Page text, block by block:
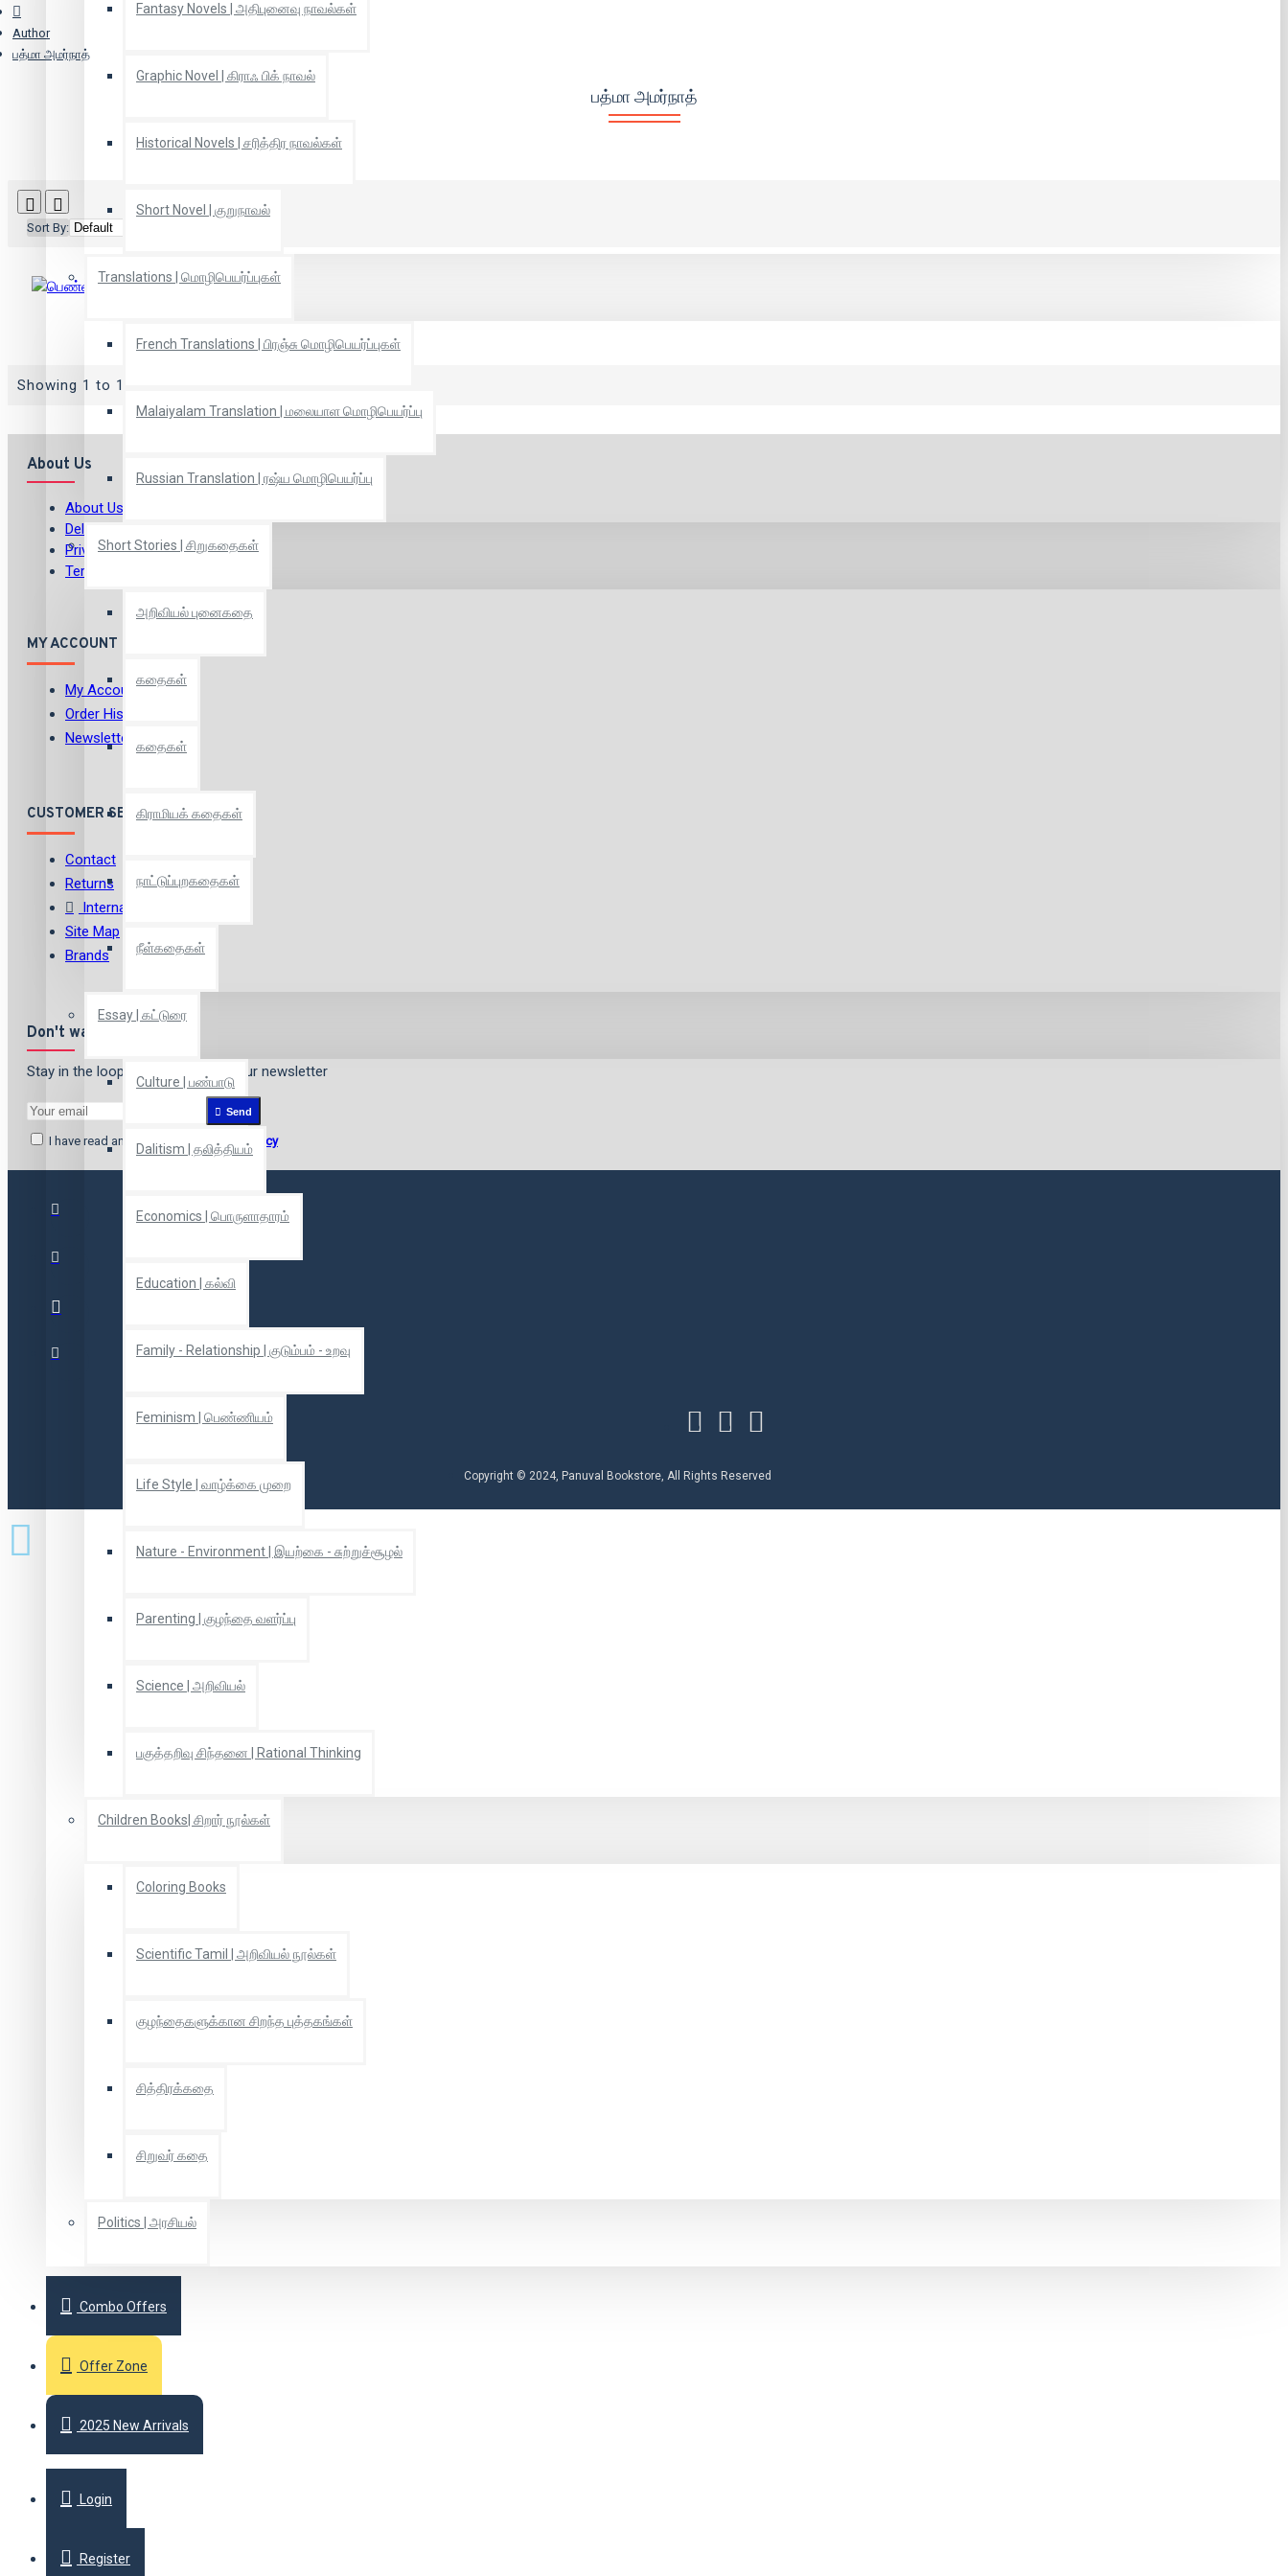
Fantasy Novels | அதிபுனைவு நாவல்கள்
Graphic Novel | கிராஃ பிக் நாவல்
Historical Novels | சரித்திர நாவல்கள்
Short Novel | குறுநாவல்
Translations | மொழிபெயர்ப்புகள்
French Translations | பிரஞ்சு மொழிபெயர்ப்புகள்
Malaiyalam Translation | மலையாள மொழிபெயர்ப்பு
Russian Translation | ரஷ்ய மொழிபெயர்ப்பு
Short Stories | சிறுகதைகள்
அறிவியல் புனைகதை
கதைகள்
கதைகள்
கிராமியக் கதைகள்
நாட்டுப்புறகதைகள்
நீள்கதைகள்
Essay | கட்டுரை
Culture | பண்பாடு
Dalitism | தலித்தியம்
Economics | பொருளாதாரம்
Education | கல்வி
Family - Relationship | குடும்பம் - உறவு
Feminism | பெண்ணியம்
Life Style | வாழ்க்கை முறை
Nature - Environment | இயற்கை - சுற்றுச்சூழல்
Parenting | குழந்தை வளர்ப்பு
Science | அறிவியல்
பகுத்தறிவு சிந்தனை | Rational Thinking
Children Books| சிறார் நூல்கள்
Coloring Books
Scientific Tamil | அறிவியல் நூல்கள்
குழந்தைகளுக்கான சிறந்த புத்தகங்கள்
சித்திரக்கதை
சிறுவர் கதை
Politics | அரசியல்
Combo Offers
Offer Zone
2025 New Arrivals
Login
Register
Author
பத்மா அமர்நாத்
பத்மா அமர்நாத்
Sort By:
Showing 1 to 1 of 1 (1 Pages)
About Us
About Us
Delivery
Privacy Policy
Terms & Conditions
MY ACCOUNT
My Account
Order History
Newsletter
CUSTOMER SERVICE
Contact
Returns
International Shipping
Site Map
Brands
Don't want to miss out?
Stay in the loop by signing up for our newsletter
Send
I have read and agree to the Privacy Policy
Copyright © 2024, Panuval Bookstore, All Rights Reserved